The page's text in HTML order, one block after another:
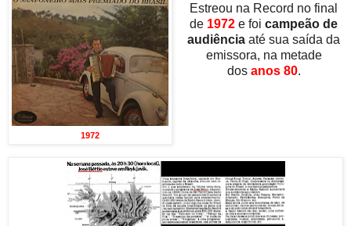
1972
Estreou na Record no final
de 1972 e foicampeão de
audiência até sua saída da
emissora, na metade
dos anos 80.